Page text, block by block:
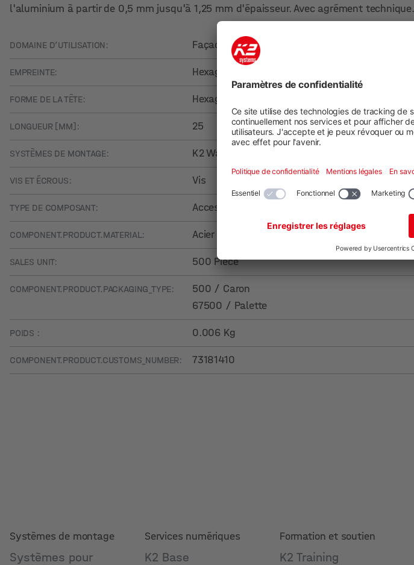
l'aluminium à partir de 0,5 mm jusqu'à 1,25 mm d'épaisseur. Avec agrément
DOMAINE D’UTILISATION: Façade
EMPREINTE: Hexagone externe - 8
FORME DE LA TÊTE: Hexagonal
LONGUEUR [MM]: 25
SYSTÈMES DE MONTAGE: K2 WallPV
VIS ET ÉCROUS: Vis
TYPE DE COMPOSANT: Accessoires
COMPONENT.PRODUCT.MATERIAL: Acier inoxydable A2, EPDM
SALES UNIT: 500 Pièce
COMPONENT.PRODUCT.PACKAGING_TYPE:
500 / Caron
67500 / Palette
POIDS : 0.006 Kg
COMPONENT.PRODUCT.CUSTOMS_NUMBER: 73181410
Systèmes de montage
Systèmes pour
Services numériques
K2 Base
Formation et soutien
K2 Training